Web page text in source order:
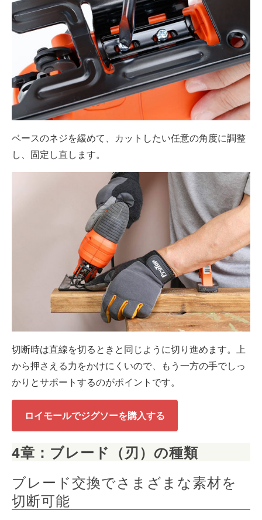
ベースのネジを緩めて、カットしたい任意の角度に調整
し、固定し直します。
切断時は直線を切るときと同じように切り進めます。上
から押さえる力をかけにくいので、もう一方の手でしっ
かりとサポートするのがポイントです。
ロイモールでジグソーを購入する
4章：ブレード（刃）の種類
ブレード交換でさまざまな素材を
切断可能